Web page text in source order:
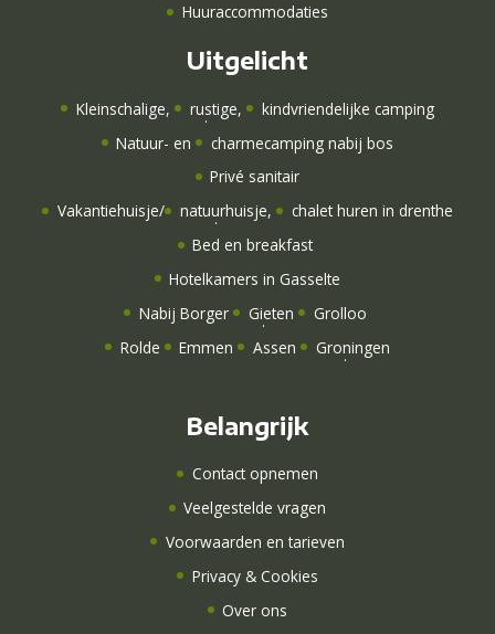
Huuraccommodaties
Uitgelicht
Kleinschalige, rustige,
kindvriendelijke camping
Natuur- en
charmecamping nabij bos
Privé sanitair
Vakantiehuisje/ natuurhuisje,
chalet huren in drenthe
Bed en breakfast
Hotelkamers in Gasselte
Nabij Borger
Gieten
Grolloo
Rolde
Emmen Assen Groningen
Belangrijk
Contact opnemen
Veelgestelde vragen
Voorwaarden en tarieven
Privacy & Cookies
Over ons